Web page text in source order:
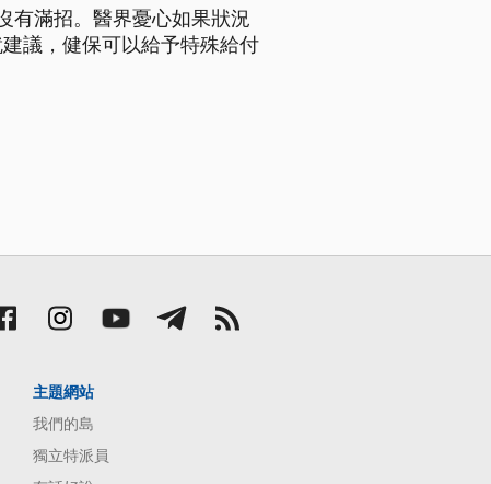
有滿招。醫界憂心如果狀況
議，健保可以給予特殊給付
主題網站
我們的島
獨立特派員